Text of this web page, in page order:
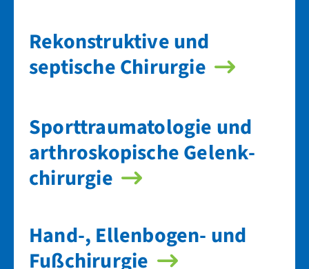
Rekonstruktive und
septische Chirurgie
Sport­trauma­tologie und
arthroskopische Gelenk­
chirurgie
Hand-, Ellenbogen- und
Fuß­chirurgie